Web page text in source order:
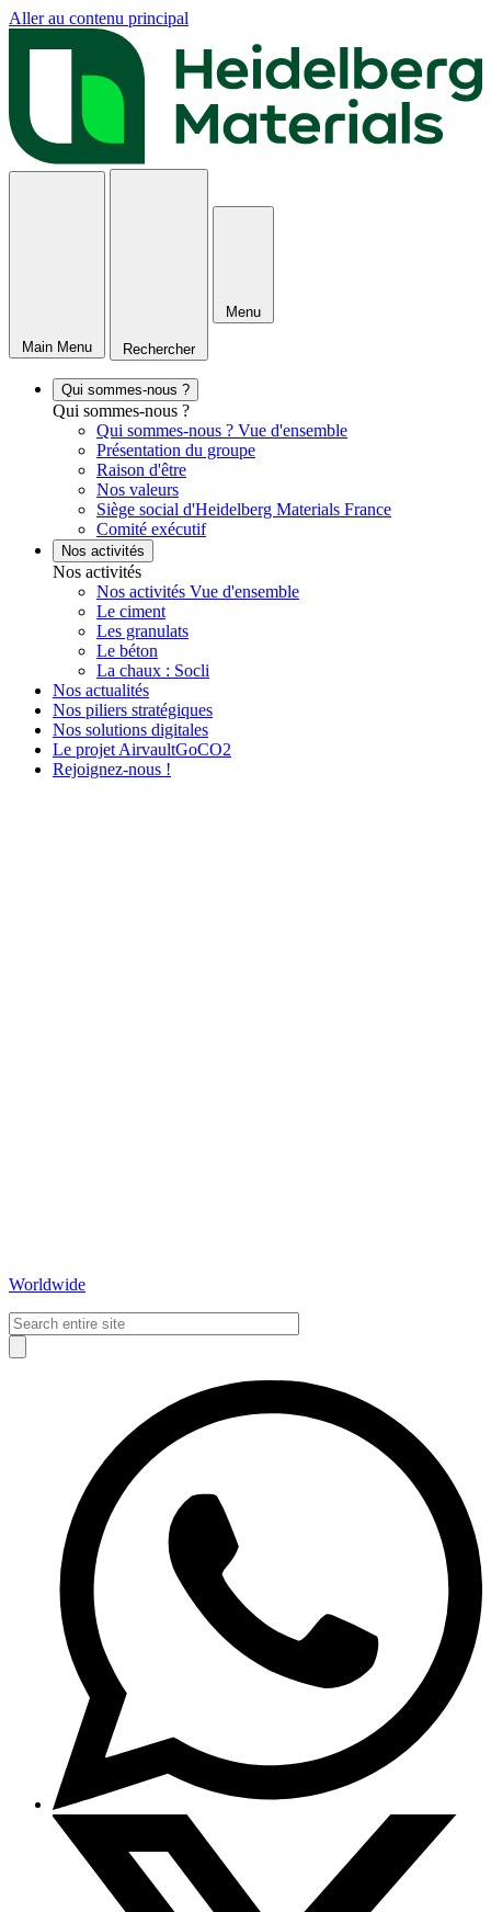
Aller au contenu principal
Main Menu Rechercher
Menu
Qui sommes-nous ?
Qui sommes-nous ?
Qui sommes-nous ? Vue d'ensemble
Présentation du groupe
Raison d'être
Nos valeurs
Siège social d'Heidelberg Materials France
Comité exécutif
Nos activités
Nos activités
Nos activités Vue d'ensemble
Le ciment
Les granulats
Le béton
La chaux : Socli
Nos actualités
Nos piliers stratégiques
Nos solutions digitales
Le projet AirvaultGoCO2
Rejoignez-nous !
Worldwide